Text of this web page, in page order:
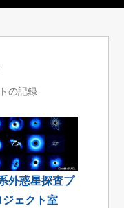
の記録
外惑星探査プ
ジェクト室